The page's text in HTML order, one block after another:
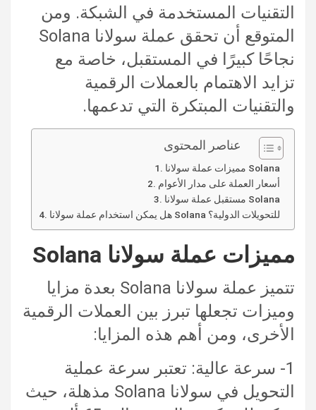
التقنيات المستخدمة في الشبكة. ومن
المتوقع أن تحقق عملة سولانا Solana
نجاحًا كبيرًا في المستقبل، خاصة مع
تزايد الاهتمام بالعملات الرقمية
والتقنيات المبتكرة التي تدعمها.
عناصر المحتوى
مميزات عملة سولانا Solana
أسعار العملة على مدار الأعوام
مستقبل عملة سولانا Solana
هل يمكن استخدام عملة سولانا Solana للتحويلات الدولية؟
مميزات عملة سولانا Solana
تتميز عملة سولانا Solana بعدة مزايا
وميزات تجعلها تبرز بين العملات الرقمية
الأخرى، ومن أهم هذه المزايا:
1- سرعة عالية: تعتبر سرعة عملية
التحويل في سولانا Solana مذهلة، حيث